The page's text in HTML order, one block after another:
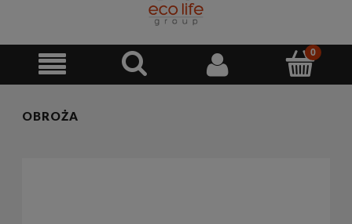
OBROŻA